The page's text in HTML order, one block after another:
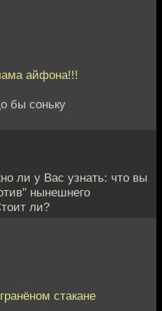
айфона!!!
бы соньку
ли у Вас узнать: что вы
нынешнего
ли?
стакане